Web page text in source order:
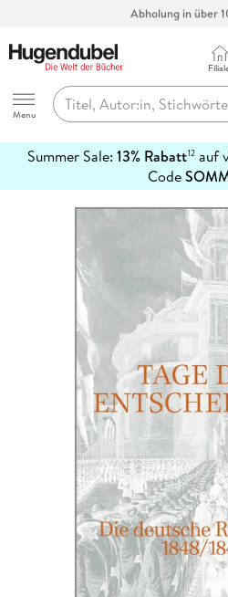
Abholung in über
Hugendubel
Menu
Summer Sale: 13% Rabatt12auf
Code
erfahren